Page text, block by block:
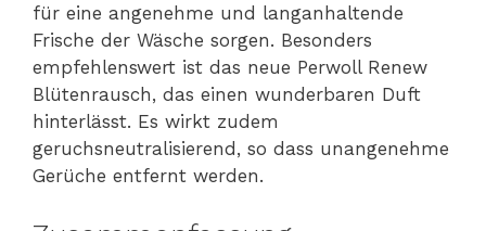
für eine angenehme und langanhaltende
Frische der Wäsche sorgen. Besonders
empfehlenswert ist das neue Perwoll Renew
Blütenrausch, das einen wunderbaren Duft
hinterlässt. Es wirkt zudem
geruchsneutralisierend, so dass unangenehme
Gerüche entfernt werden.